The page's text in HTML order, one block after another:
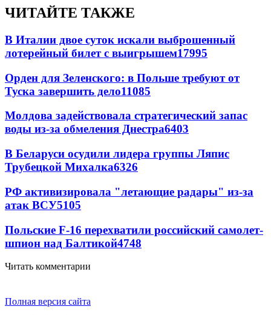
ЧИТАЙТЕ ТАКЖЕ
В Италии двое суток искали выброшенный
лотерейный билет с выигрышем17995
Орден для Зеленского: в Польше требуют от
Туска завершить дело11085
Молдова задействовала стратегический запас
воды из-за обмеления Днестра6403
В Беларуси осудили лидера группы Ляпис
Трубецкой Михалка6326
РФ активизировала "летающие радары" из-за
атак ВСУ5105
Польские F-16 перехватили российский самолет-
шпион над Балтикой4748
Читать комментарии
Полная версия сайта